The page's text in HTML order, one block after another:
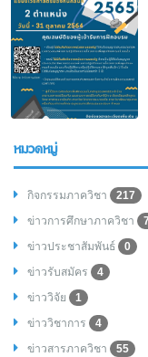
หมวดหมู่
กิจกรรมภาควิชา
217
ข่าวการศึกษาภาควิชา
7
ข่าวประชาสัมพันธ์
0
ข่าวรับสมัคร
4
ข่าววิจัย
1
ข่าววิชาการ
4
ข่าวสารภาควิชา
55